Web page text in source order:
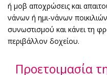
ή μοβ αποχρώσεις και
νάνων ή ημι-νάνων
συνωστισμού και κάνει τη
περιβάλλον δοχείου.
Προετοιμασία